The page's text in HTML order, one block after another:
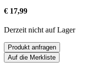
€ 17,99
Derzeit nicht auf Lager
Produkt anfragen
Auf die Merkliste